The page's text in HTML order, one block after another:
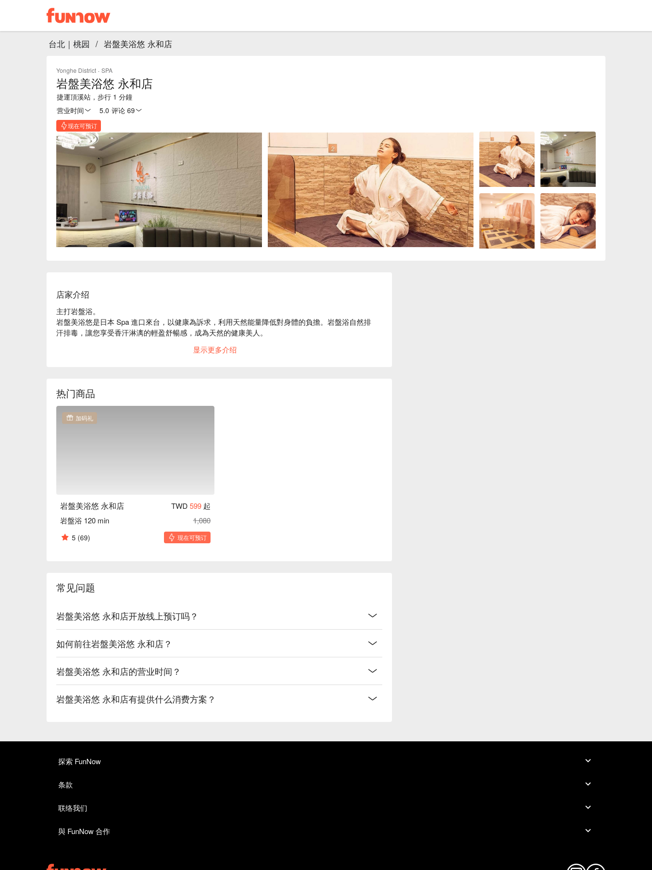
台北｜桃园 / 岩盤美浴悠 永和店
Yonghe District · SPA
岩盤美浴悠 永和店
捷運頂溪站，步行 1 分鐘
营业时间
5.0 评论 69
现在可预订
店家介绍
主打岩盤浴。
岩盤美浴悠是日本 Spa 進口來台，以健康為訴求，利用天然能量降低對身體的負擔。岩盤浴自然排
汗排毒，讓您享受香汗淋漓的輕盈舒暢感，成為天然的健康美人。
新陳代謝，將毛細孔徹底張開，達到大量發汗的功效，讓您輕鬆遠離疲勞，達到健康美人的目標。
显示更多介绍
热门商品
加码礼
岩盤美浴悠 永和店 TWD 599 起
岩盤浴 120 min
1,080
5 (69) 现在可预订
常见问题
岩盤美浴悠 永和店开放线上预订吗？
如何前往岩盤美浴悠 永和店？
岩盤美浴悠 永和店的营业时间？
岩盤美浴悠 永和店有提供什么消费方案？
探索 FunNow
条款
联络我们
與 FunNow 合作